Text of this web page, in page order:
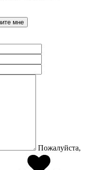
Пожалуйста,